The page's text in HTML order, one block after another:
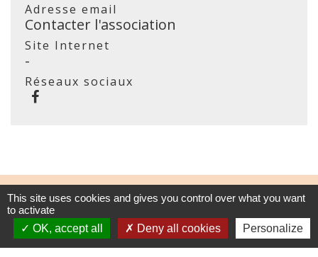
Adresse email
Contacter l'association
Site Internet
-
Réseaux sociaux
Contacts
Commune de Bierne
12 rue de l'Eglise
This site uses cookies and gives you control over what you want
to activate
OK, accept all
Deny all cookies Personalize